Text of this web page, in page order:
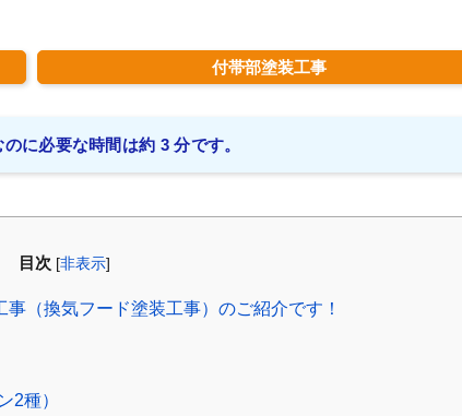
付帯部塗装工事
に必要な時間は約 3 分です。
目次 [非表示]
（換気フード塗装工事）のご紹介です！
2種）